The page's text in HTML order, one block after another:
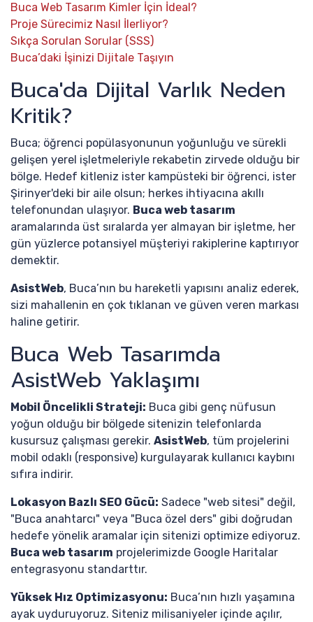
Buca Web Tasarım Kimler İçin İdeal?
Proje Sürecimiz Nasıl İlerliyor?
Sıkça Sorulan Sorular (SSS)
Buca’daki İşinizi Dijitale Taşıyın
Buca'da Dijital Varlık Neden
Kritik?
Buca; öğrenci popülasyonunun yoğunluğu ve sürekli
gelişen yerel işletmeleriyle rekabetin zirvede olduğu bir
bölge. Hedef kitleniz ister kampüsteki bir öğrenci, ister
Şirinyer'deki bir aile olsun; herkes ihtiyacına akıllı
telefonundan ulaşıyor. Buca web tasarım
aramalarında üst sıralarda yer almayan bir işletme, her
gün yüzlerce potansiyel müşteriyi rakiplerine kaptırıyor
demektir.
AsistWeb, Buca’nın bu hareketli yapısını analiz ederek,
sizi mahallenin en çok tıklanan ve güven veren markası
haline getirir.
Buca Web Tasarımda
AsistWeb Yaklaşımı
Mobil Öncelikli Strateji: Buca gibi genç nüfusun
yoğun olduğu bir bölgede sitenizin telefonlarda
kusursuz çalışması gerekir. AsistWeb, tüm projelerini
mobil odaklı (responsive) kurgulayarak kullanıcı kaybını
sıfıra indirir.
Lokasyon Bazlı SEO Gücü: Sadece "web sitesi" değil,
"Buca anahtarcı" veya "Buca özel ders" gibi doğrudan
hedefe yönelik aramalar için sitenizi optimize ediyoruz.
Buca web tasarım projelerimizde Google Haritalar
entegrasyonu standarttır.
Yüksek Hız Optimizasyonu: Buca’nın hızlı yaşamına
ayak uyduruyoruz. Siteniz milisaniyeler içinde açılır,